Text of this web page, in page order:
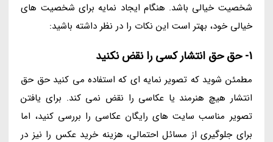
شخصیت خیالی باشد. هنگام ایجاد نمایه برای شخصیت های
خیالی خود، بهتر است این نکات را در نظر داشته باشید:
1- حق حق انتشار کسی را نقض نکنید
مطمئن شوید که تصویر نمایه ای که استفاده می کنید حق حق
انتشار هیچ هنرمند یا عکاسی را نقض نمی کند. برای یافتن
تصویر مناسب سایت های رایگان عکاسی را بررسی کنید، اما
برای جلوگیری از مسائل احتمالی، هزینه خرید عکس را نیز در